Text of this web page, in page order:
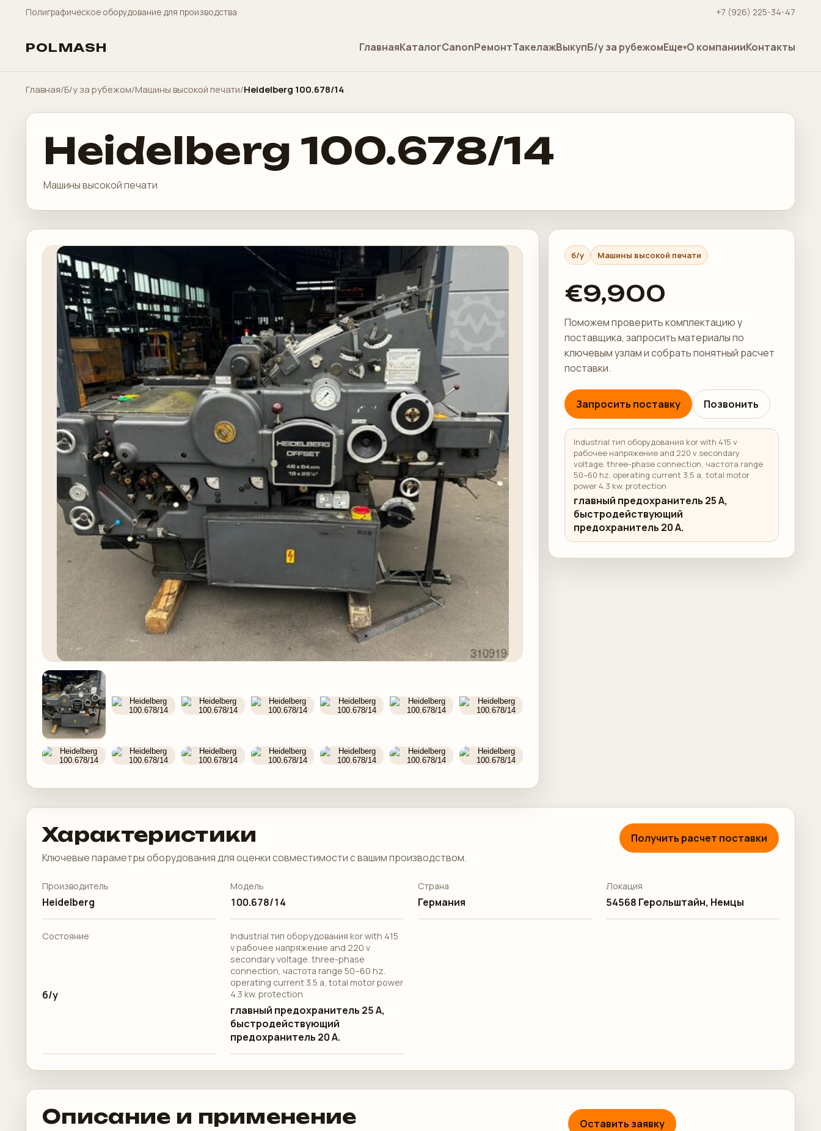
Полиграфическое оборудование для производства +7 (926) 225-34-47
POLMASH ГлавнаяКаталогCanonРемонтТакелажВыкупБ/у за рубежомЕще О компанииКонтакты
Главная/Б/у за рубежом/Машины высокой печати/Heidelberg 100.678/14
Heidelberg 100.678/14
Машины высокой печати
б/у Машины высокой печати
€9,900
Поможем проверить комплектацию у
поставщика, запросить материалы по
ключевым узлам и собрать понятный расчет
поставки.
Запросить поставку Позвонить
Industrial тип оборудования kor with 415 v
рабочее напряжение and 220 v secondary
voltage. three-phase connection, частота range
50–60 hz. operating current 3.5 a, total motor
power 4.3 kw. protection
главный предохранитель 25 А,
быстродействующий
предохранитель 20 А.
Характеристики
Ключевые параметры оборудования для оценки совместимости с вашим производством.
Получить расчет поставки
Производитель
Heidelberg
Модель
100.678/14
Страна
Германия
Локация
54568 Герольштайн, Немцы
Состояние
б/у
Industrial тип оборудования kor with 415
v рабочее напряжение and 220 v
secondary voltage. three-phase
connection, частота range 50–60 hz.
operating current 3.5 a, total motor power
4.3 kw. protection
главный предохранитель 25 А,
быстродействующий
предохранитель 20 А.
Описание и применение Оставить заявку